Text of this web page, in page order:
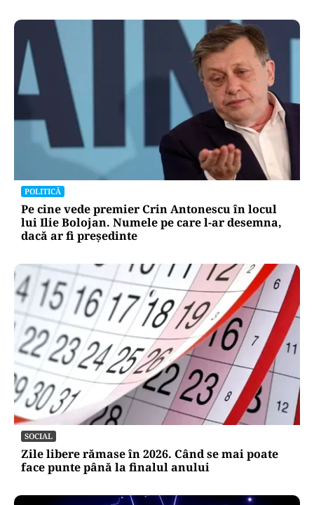
POLITICĂ
Pe cine vede premier Crin Antonescu în locul
lui Ilie Bolojan. Numele pe care l-ar desemna,
dacă ar fi președinte
SOCIAL
Zile libere rămase în 2026. Când se mai poate
face punte până la finalul anului